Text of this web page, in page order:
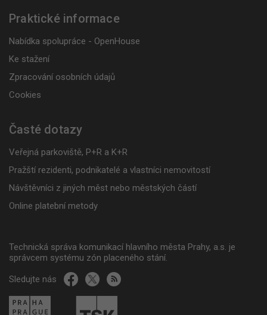
Praktické informace
Nabídka spolupráce - OpenHouse
Ke stažení
Zpracování osobních údajů
Cookies
Časté dotazy
Veřejná parkoviště, P+R a K+R
Pražští rezidenti, podnikatelé a vlastníci nemovitostí
Návštěvníci z jiných měst nebo městských částí
Online platební metody
Technická správa komunikací hlavního města Prahy, a.s. je
správcem systému zón placeného stání.
Sledujte nás